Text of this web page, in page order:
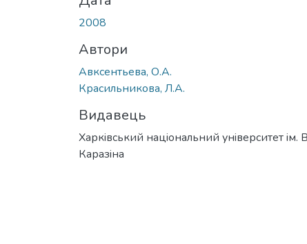
2008
Автори
Авксентьева, О.А.
Красильникова, Л.А.
Видавець
Харкiвський нацiональний унiверситет iм.
Каразiна